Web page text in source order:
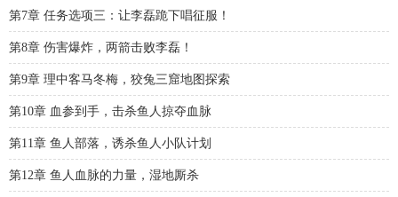
第7章 任务选项三：让李磊跪下唱征服！
第8章 伤害爆炸，两箭击败李磊！
第9章 理中客马冬梅，狡兔三窟地图探索
第10章 血参到手，击杀鱼人掠夺血脉
第11章 鱼人部落，诱杀鱼人小队计划
第12章 鱼人血脉的力量，湿地厮杀